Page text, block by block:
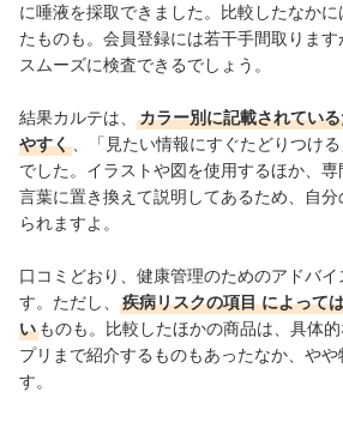
に唾液を採取できました。比較したなか
たものも。会員登録には若干手間取りま
スムーズに検査できるでしょう。
結果カルテは、
カラー別に記載されてい
やすく
、「見たい情報にすぐたどりつける
でした。イラストや図を使用するほか、
言葉に置き換えて説明してあるため、自
られますよ。
口コミどおり、健康管理のためのアドバイ
す。ただし、
疾病リスクの項目 によって
い ものも。比較したほかの商品は、具体
プリまで紹介するものもあったなか、やや
す。